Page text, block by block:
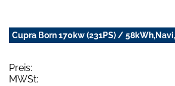
Cupra Born 170kw (231PS) /
Preis:
MWSt: